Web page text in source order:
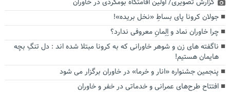
جولان کرونا پای بساطِ «نخل بریده»!
چرا خاوران نماد و اِلِمانِ معروفی ندارد؟
ناگفته های زن و شوهر خاورانی که به کرونا مبتلا شده اند : دل تنگِ بچه
هایمان هستیم!
پنجمین جشنواره «انار و خرما» در خاوران برگزار می شود
افتتاح طرح‌های عمرانی و خدماتی در خفر و خاوران